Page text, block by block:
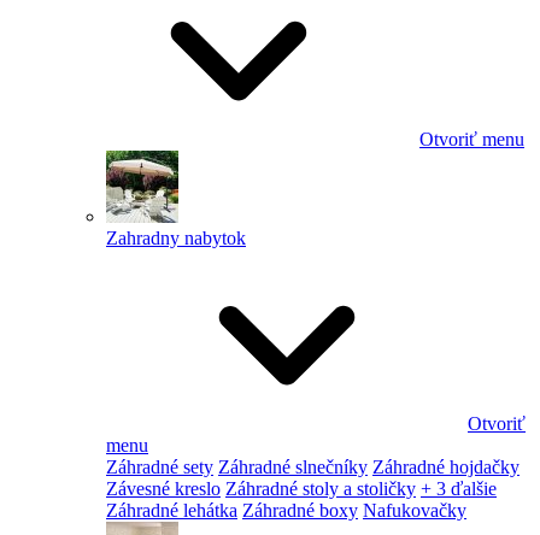
Otvoriť menu
Zahradny nabytok
Otvoriť
menu
Záhradné sety Záhradné slnečníky Záhradné hojdačky
Závesné kreslo Záhradné stoly a stoličky + 3 ďalšie
Záhradné lehátka Záhradné boxy Nafukovačky